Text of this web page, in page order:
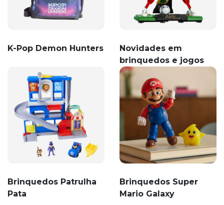
K-Pop Demon Hunters
Novidades em
brinquedos e jogos
Brinquedos Patrulha
Pata
Brinquedos Super
Mario Galaxy